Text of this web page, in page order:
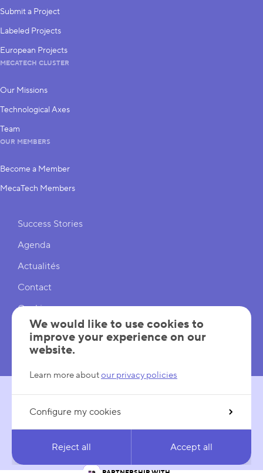
Submit a Project
Labeled Projects
European Projects
MECATECH CLUSTER
Our Missions
Technological Axes
Team
OUR MEMBERS
Become a Member
MecaTech Members
Shortcuts
Success Stories
Agenda
Actualités
Contact
Cookies
Cookies Settings
Mentions légales
FOLLOW US
We would like to use cookies to
improve your experience on our
website.
Learn more aboutour privacy policies
Configure my cookies
Reject all Accept all